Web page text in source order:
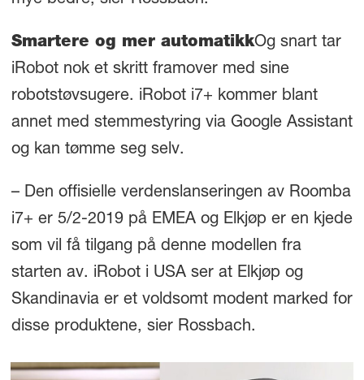
Smartere og mer automatikkOg snart tar
iRobot nok et skritt framover med sine
robotstøvsugere. iRobot i7+ kommer blant
annet med stemmestyring via Google Assistant
og kan tømme seg selv.
– Den offisielle verdenslanseringen av Roomba
i7+ er 5/2-2019 på EMEA og Elkjøp er en kjede
som vil få tilgang på denne modellen fra
starten av. iRobot i USA ser at Elkjøp og
Skandinavia er et voldsomt modent marked for
disse produktene, sier Rossbach.